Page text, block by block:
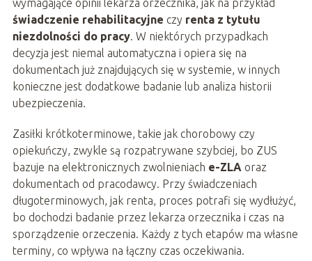
wymagające opinii lekarza orzecznika, jak na przykład
świadczenie rehabilitacyjne czy renta z tytułu
niezdolności do pracy. W niektórych przypadkach
decyzja jest niemal automatyczna i opiera się na
dokumentach już znajdujących się w systemie, w innych
konieczne jest dodatkowe badanie lub analiza historii
ubezpieczenia.
Zasiłki krótkoterminowe, takie jak chorobowy czy
opiekuńczy, zwykle są rozpatrywane szybciej, bo ZUS
bazuje na elektronicznych zwolnieniach e-ZLA oraz
dokumentach od pracodawcy. Przy świadczeniach
długoterminowych, jak renta, proces potrafi się wydłużyć,
bo dochodzi badanie przez lekarza orzecznika i czas na
sporządzenie orzeczenia. Każdy z tych etapów ma własne
terminy, co wpływa na łączny czas oczekiwania.